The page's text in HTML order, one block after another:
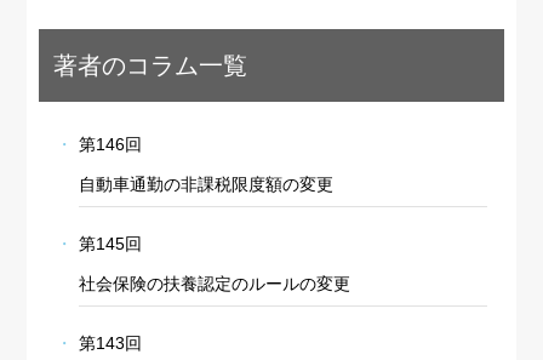
著者のコラム一覧
第146回
自動車通勤の非課税限度額の変更
第145回
社会保険の扶養認定のルールの変更
第143回